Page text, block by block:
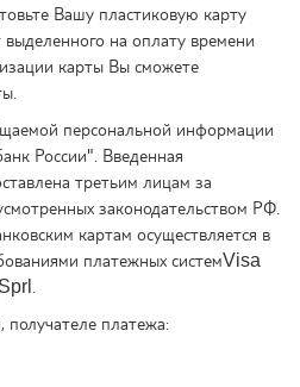
Вашу пластиковую карту
на оплату времени
карты Вы сможете
персональной информации
России". Введенная
третьим лицам за
законодательством РФ.
картам осуществляется в
платежных системVisa
платежа: